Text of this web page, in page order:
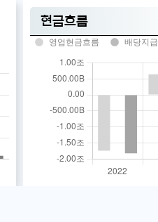
현금흐름
영업현금흐름 배당지급